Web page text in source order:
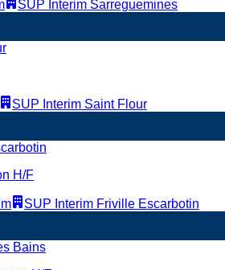
SUP Interim Sarreguemines
SUP Interim Saint Flour
H/F
SUP Interim Friville Escarbotin
Bains